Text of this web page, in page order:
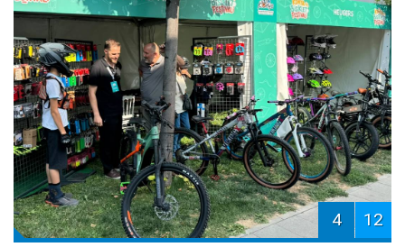
4 12